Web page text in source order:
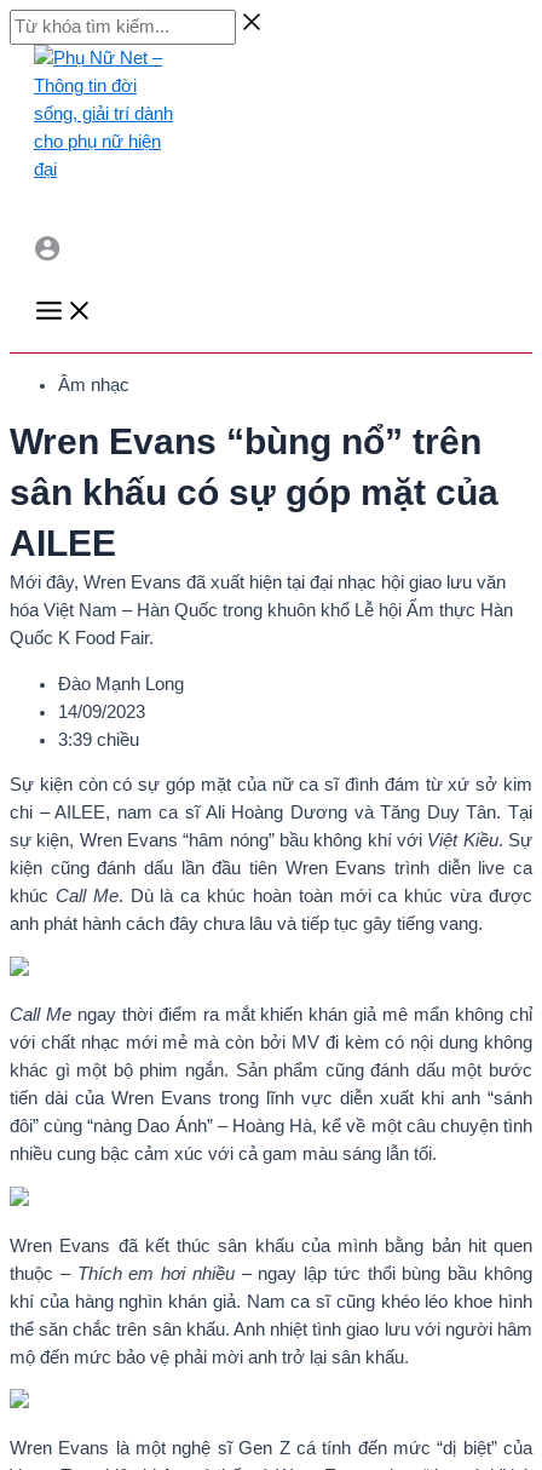
Skip
to
content
Từ
khóa
kiếm...
Main
Menu
Âm nhạc
Wren Evans “bùng nổ” trên
sân khấu có sự góp mặt của
AILEE
Mới đây, Wren Evans đã xuất hiện tại đại nhạc hội giao lưu văn
hóa Việt Nam – Hàn Quốc trong khuôn khổ Lễ hội Ẩm thực Hàn
Quốc K Food Fair.
Đào Mạnh Long
14/09/2023
3:39 chiều
Sự kiện còn có sự góp mặt của nữ ca sĩ đình đám từ xứ sở kim
chi – AILEE, nam ca sĩ Ali Hoàng Dương và Tăng Duy Tân. Tại
sự kiện, Wren Evans “hâm nóng” bầu không khí với Việt Kiều. Sự
kiện cũng đánh dấu lần đầu tiên Wren Evans trình diễn live ca
khúc Call Me. Dù là ca khúc hoàn toàn mới ca khúc vừa được
anh phát hành cách đây chưa lâu và tiếp tục gây tiếng vang.
Call Mengay thời điểm ra mắt khiến khán giả mê mẩn không chỉ
với chất nhạc mới mẻ mà còn bởi MV đi kèm có nội dung không
khác gì một bộ phim ngắn. Sản phẩm cũng đánh dấu một bước
tiến dài của Wren Evans trong lĩnh vực diễn xuất khi anh “sánh
đôi” cùng “nàng Dao Ánh” – Hoàng Hà, kể về một câu chuyện tình
nhiều cung bậc cảm xúc với cả gam màu sáng lẫn tối.
Wren Evans đã kết thúc sân khấu của mình bằng bản hit quen
thuộc – Thích em hơi nhiều– ngay lập tức thổi bùng bầu không
khí của hàng nghìn khán giả. Nam ca sĩ cũng khéo léo khoe hình
thể săn chắc trên sân khấu. Anh nhiệt tình giao lưu với người hâm
mộ đến mức bảo vệ phải mời anh trở lại sân khấu.
Wren Evans là một nghệ sĩ Gen Z cá tính đến mức “dị biệt” của